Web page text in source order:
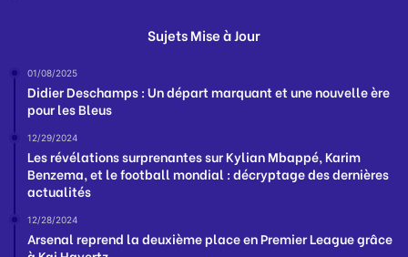
Sujets Mise à Jour
01/08/2025
Didier Deschamps : Un départ marquant et une nouvelle ère
pour les Bleus
12/29/2024
Les révélations surprenantes sur Kylian Mbappé, Karim
Benzema, et le football mondial : décryptage des dernières
actualités
12/28/2024
Arsenal reprend la deuxième place en Premier League grâce